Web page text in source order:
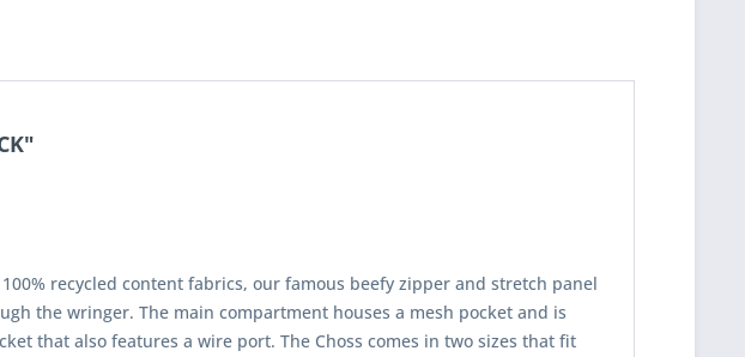
recycled content fabrics, our famous beefy zipper and stretch panel
the wringer. The main compartment houses a mesh pocket and is
that also features a wire port. The Choss comes in two sizes that fit